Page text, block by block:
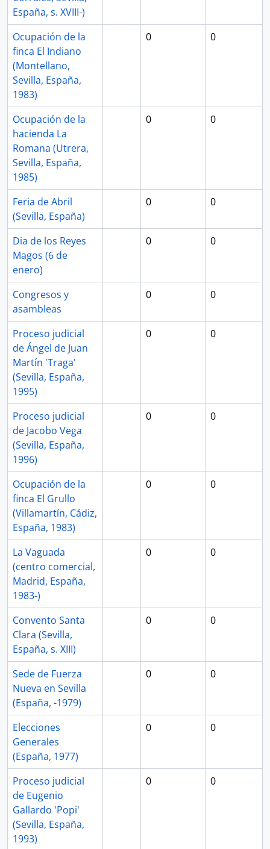
España, s. XVIII-)
Ocupación de la
finca El Indiano
(Montellano,
Sevilla, España,
1983)
0 0
Ocupación de la
hacienda La
Romana (Utrera,
Sevilla, España,
1985)
0 0
Feria de Abril
(Sevilla, España)
0 0
Dia de los Reyes
Magos (6 de
enero)
0 0
Congresos y
asambleas
0 0
Proceso judicial
de Ángel de Juan
Martín 'Traga'
(Sevilla, España,
1995)
0 0
Proceso judicial
de Jacobo Vega
(Sevilla, España,
1996)
0 0
Ocupación de la
finca El Grullo
(Villamartín, Cádiz,
España, 1983)
0 0
La Vaguada
(centro comercial,
Madrid, España,
1983-)
0 0
Convento Santa
Clara (Sevilla,
España, s. XIII)
0 0
Sede de Fuerza
Nueva en Sevilla
(España, -1979)
0 0
Elecciones
Generales
(España, 1977)
0 0
Proceso judicial
de Eugenio
Gallardo 'Popi'
(Sevilla, España,
1993)
0 0